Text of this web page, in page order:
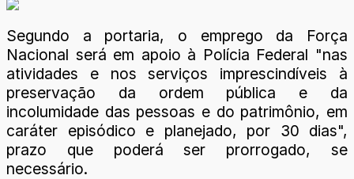
Segundo a portaria, o emprego da Força
Nacional será em apoio à Polícia Federal "nas
atividades e nos serviços imprescindíveis à
preservação da ordem pública e da
incolumidade das pessoas e do patrimônio, em
caráter episódico e planejado, por 30 dias",
prazo que poderá ser prorrogado, se
necessário.